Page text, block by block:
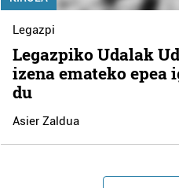
Legazpi
Legazpiko Udalak
izena emateko epea
du
Asier Zaldua